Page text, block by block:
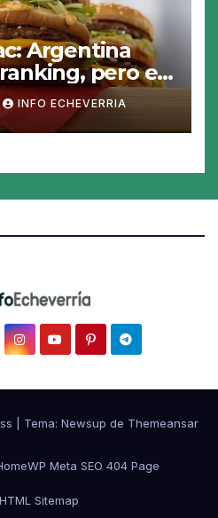
Argentina
pero el
un
INFO ECHEVERRIA
Tema: Newsup de Themeansar
WP Meta SEO 404 Page
Sitemap